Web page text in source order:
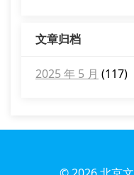
文章归档
2025 年 5 月 (117)